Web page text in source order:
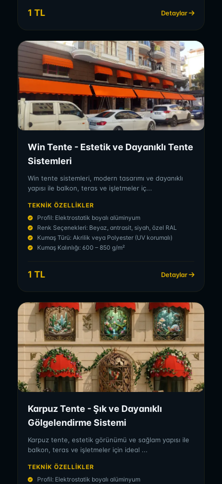
1 TL Detaylar
Win Tente - Estetik ve Dayanıklı Tente
Sistemleri
Win tente sistemleri, modern tasarımı ve dayanıklı
yapısı ile balkon, teras ve işletmeler iç...
TEKNIK ÖZELLIKLER
Profil: Elektrostatik boyalı alüminyum
Renk Seçenekleri: Beyaz, antrasit, siyah, özel RAL
Kumaş Türü: Akrilik veya Polyester (UV korumalı)
Kumaş Kalınlığı: 600 – 850 g/m²
1 TL Detaylar
Karpuz Tente - Şık ve Dayanıklı
Gölgelendirme Sistemi
Karpuz tente, estetik görünümü ve sağlam yapısı ile
balkon, teras ve işletmeler için ideal ...
TEKNIK ÖZELLIKLER
Profil: Elektrostatik boyalı alüminyum